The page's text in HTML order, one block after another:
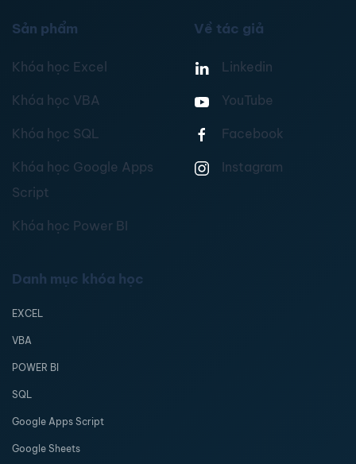
Sản phẩm
Khóa học Excel
Khóa học VBA
Khóa học SQL
Khóa học Google Apps
Script
Khóa học Power BI
Về tác giả
Linkedin
YouTube
Facebook
Instagram
Danh mục khóa học
EXCEL
VBA
POWER BI
SQL
Google Apps Script
Google Sheets